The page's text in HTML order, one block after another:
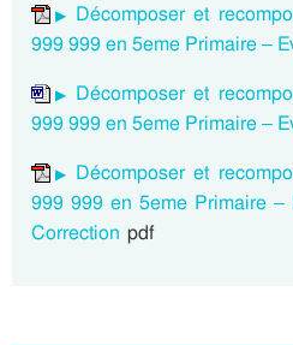
Décomposer et
999 999 en 5eme Primaire –
Décomposer et
999 999 en 5eme Primaire –
Décomposer et
999 999 en 5eme Primaire –
Correction pdf